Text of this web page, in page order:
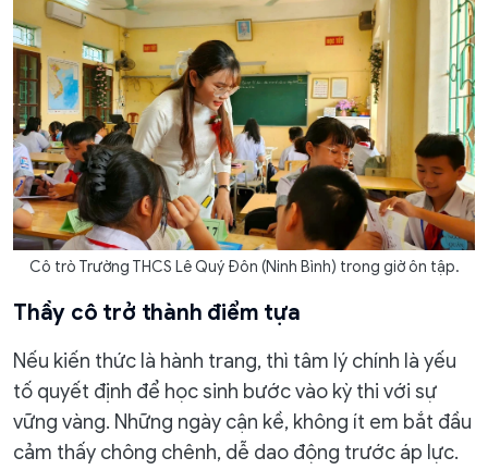
Cô trò Trường THCS Lê Quý Đôn (Ninh Bình) trong giờ ôn tập.
​Thầy cô trở thành điểm tựa
Nếu kiến thức là hành trang, thì tâm lý chính là yếu
tố quyết định để học sinh bước vào kỳ thi với sự
vững vàng. Những ngày cận kề, không ít em bắt đầu
cảm thấy chông chênh, dễ dao động trước áp lực.